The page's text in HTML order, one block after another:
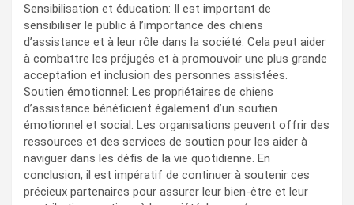
Sensibilisation et éducation: Il est important de
sensibiliser le public à l’importance des chiens
d’assistance et à leur rôle dans la société. Cela peut aider
à combattre les préjugés et à promouvoir une plus grande
acceptation et inclusion des personnes assistées.
Soutien émotionnel: Les propriétaires de chiens
d’assistance bénéficient également d’un soutien
émotionnel et social. Les organisations peuvent offrir des
ressources et des services de soutien pour les aider à
naviguer dans les défis de la vie quotidienne. En
conclusion, il est impératif de continuer à soutenir ces
précieux partenaires pour assurer leur bien-être et leur